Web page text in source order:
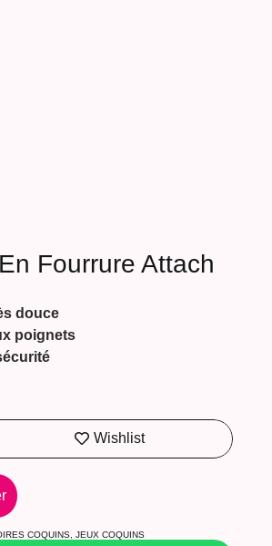
Fourrure Attach
douce
poignets
Wishlist
COQUINS, JEUX COQUINS